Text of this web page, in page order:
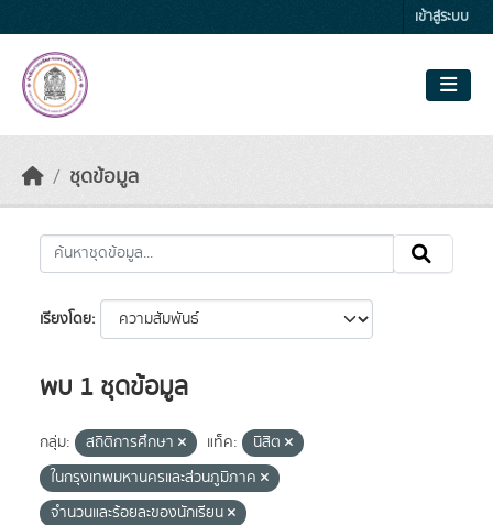
เข้าสู่ระบบ
ชุดข้อมูล
เรียงโดย
พบ 1 ชุดข้อมูล
กลุ่ม: สถิติการศึกษา แท็ค:
นิสิต
ในกรุงเทพมหานครและส่วนภูมิภาค
จำนวนและร้อยละของนักเรียน